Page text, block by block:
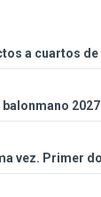
a cuartos
2027
vez. Primer